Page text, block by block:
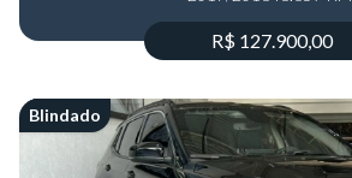
R$ 127.900,00
Blindado